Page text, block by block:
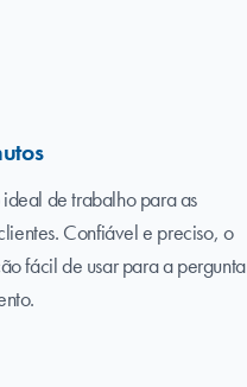
de trabalho para as
Confiável e preciso, o
fácil de usar para a pergunta